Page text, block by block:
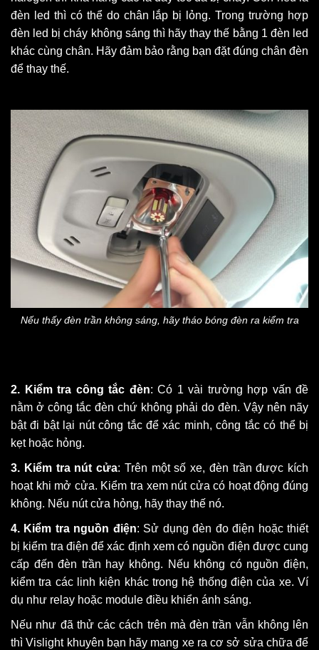
đèn led thì có thể do chân lắp bị lỏng. Trong trường hợp
đèn led bị cháy không sáng thì hãy thay thế bằng 1 đèn led
khác cùng chân. Hãy đảm bảo rằng bạn đặt đúng chân đèn
để thay thế.
Nếu thấy đèn trần không sáng, hãy tháo bóng đèn ra kiểm tra
2. Kiểm tra công tắc đèn: Có 1 vài trường hợp vấn đề
nằm ở công tắc đèn chứ không phải do đèn. Vậy nên nãy
bật đi bật lại nút công tắc để xác minh, công tắc có thể bị
kẹt hoặc hỏng.
3. Kiểm tra nút cửa: Trên một số xe, đèn trần được kích
hoạt khi mở cửa. Kiểm tra xem nút cửa có hoạt động đúng
không. Nếu nút cửa hỏng, hãy thay thế nó.
4. Kiểm tra nguồn điện: Sử dụng đèn đo điện hoặc thiết
bị kiểm tra điện để xác định xem có nguồn điện được cung
cấp đến đèn trần hay không. Nếu không có nguồn điện,
kiểm tra các linh kiện khác trong hệ thống điện của xe. Ví
dụ như relay hoặc module điều khiển ánh sáng.
Nếu như đã thử các cách trên mà đèn trần vẫn không lên
thì Vislight khuyên bạn hãy mang xe ra cơ sở sửa chữa để